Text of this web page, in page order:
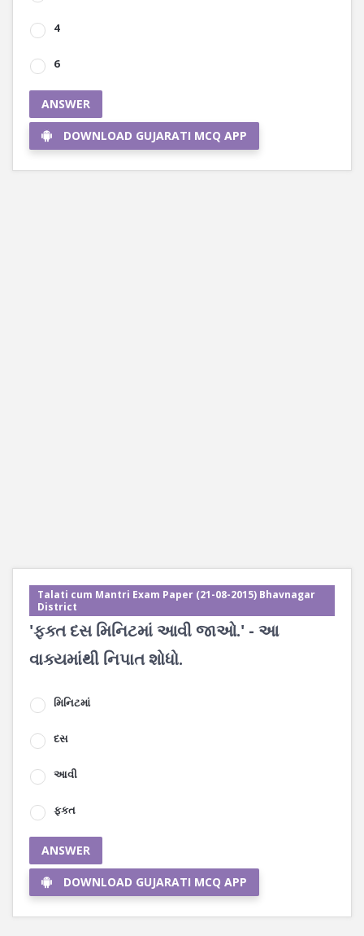
4
6
ANSWER
DOWNLOAD GUJARATI MCQ APP
Talati cum Mantri Exam Paper (21-08-2015) Bhavnagar
District
'ફક્ત દસ મિનિટમાં આવી જાઓ.' - આ
વાક્યમાંથી નિપાત શોધો.
મિનિટમાં
દસ
આવી
ફકત
ANSWER
DOWNLOAD GUJARATI MCQ APP